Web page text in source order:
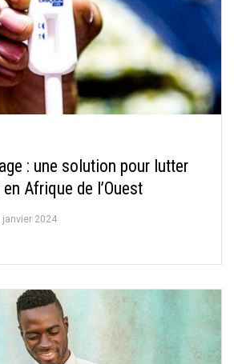
: une solution pour lutter
Afrique de l’Ouest
janvier 2024